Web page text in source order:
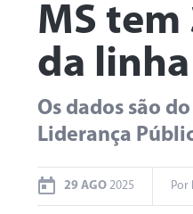
MS
da
Os dados são
Liderança
29 AGO 2025 Por